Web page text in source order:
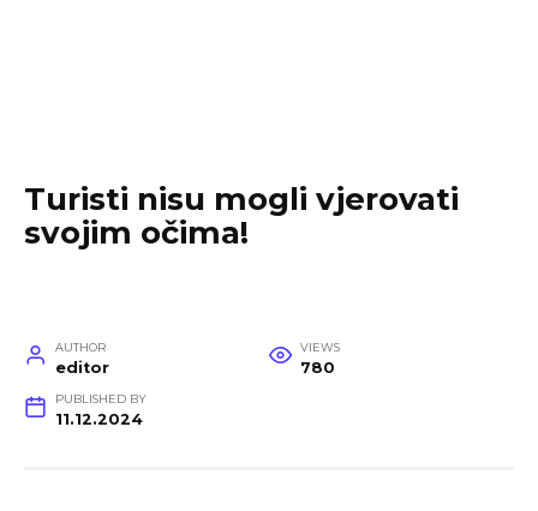
Turisti nisu mogli vjerovati
svojim očima!
AUTHOR
editor
VIEWS
780
PUBLISHED BY
11.12.2024